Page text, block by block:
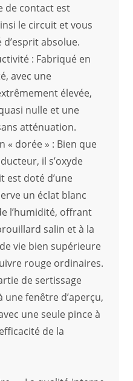
de contact est
le circuit et vous
absolue.
: Fabriqué en
avec une
élevée,
nulle et une
atténuation.
« dorée » : Bien que
il s’oxyde
est doté d’une
un éclat blanc
l’humidité, offrant
salin et à la
vie bien supérieure
rouge ordinaires.
de sertissage
fenêtre d’aperçu,
une seule pince à
de la